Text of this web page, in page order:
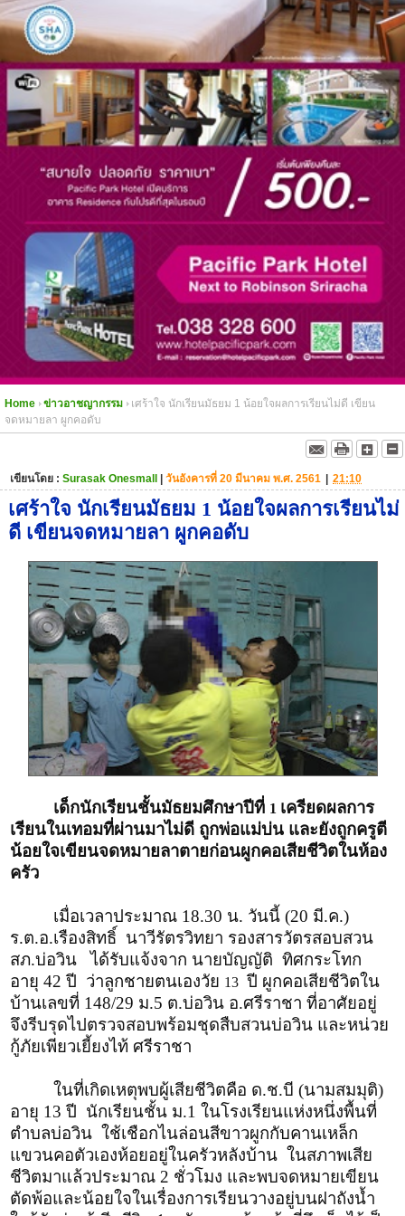
Home ข่าวอาชญากรรม
เศร้าใจ นักเรียนมัธยม 1 น้อยใจผลการเรียนไม่ดี เขียน
จดหมายลา ผูกคอดับ
เขียนโดย : Surasak Onesmall | วันอังคารที่ 20 มีนาคม พ.ศ. 2561 | 21:10
เศร้าใจ นักเรียนมัธยม 1 น้อยใจผลการเรียนไม่
ดี เขียนจดหมายลา ผูกคอดับ
เด็กนักเรียนชั้นมัธยมศึกษาปีที่ 1 เครียดผลการ
เรียนในเทอมที่ผ่านมาไม่ดี ถูกพ่อแม่บ่น และยังถูกครูตี
น้อยใจเขียนจดหมายลาตายก่อนผูกคอเสียชีวิตในห้อง
ครัว
เมื่อเวลาประมาณ 18.30 น. วันนี้ (20 มี.ค.)
ร.ต.อ.เรืองสิทธิ์ นาวีรัตรวิทยา รองสารวัตรสอบสวน
สภ.บ่อวิน ได้รับแจ้งจาก นายบัญญัติ ทิศกระโทก
อายุ 42 ปี ว่าลูกชายตนเองวัย 13 ปี ผูกคอเสียชีวิตใน
บ้านเลขที่ 148/29 ม.5 ต.บ่อวิน อ.ศรีราชา ที่อาศัยอยู่
จึงรีบรุดไปตรวจสอบพร้อมชุดสืบสวนบ่อวิน และหน่วย
กู้ภัยเพียวเยี้ยงไท้ ศรีราชา
ในที่เกิดเหตุพบผู้เสียชีวิตคือ ด.ช.บี (นามสมมุติ)
อายุ 13 ปี นักเรียนชั้น ม.1 ในโรงเรียนแห่งหนึ่งพื้นที่
ตำบลบ่อวิน ใช้เชือกไนล่อนสีขาวผูกกับคานเหล็ก
แขวนคอตัวเองห้อยอยู่ในครัวหลังบ้าน ในสภาพเสีย
ชีวิตมาแล้วประมาณ 2 ชั่วโมง และพบจดหมายเขียน
ตัดพ้อและน้อยใจในเรื่องการเรียนวางอยู่บนฝาถังน้ำ